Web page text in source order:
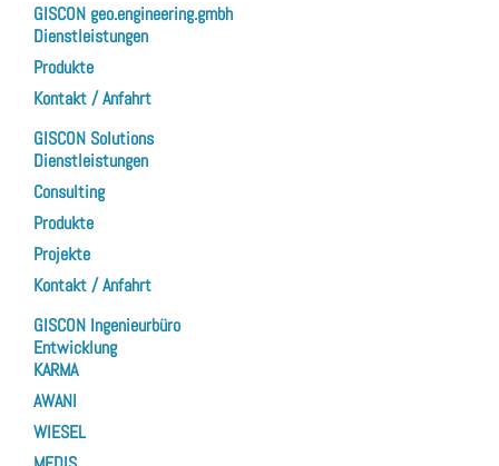
GISCON geo.engineering.gmbh
Dienstleistungen
Produkte
Kontakt / Anfahrt
GISCON Solutions
Dienstleistungen
Consulting
Produkte
Projekte
Kontakt / Anfahrt
GISCON Ingenieurbüro
Entwicklung
KARMA
AWANI
WIESEL